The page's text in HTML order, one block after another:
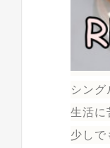
シン
生活に
少しで